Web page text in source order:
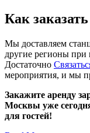
Как
Мы доставляем
другие регионы
Достаточно
мероприятия, и мы
Закажите аренду
Москвы уже
для гостей!